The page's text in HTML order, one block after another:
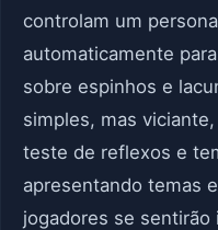
controlam um
automaticamente
sobre espinhos e
simples, mas
teste de reflexos e
apresentando temas
jogadores se